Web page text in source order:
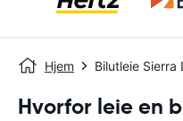
Hjem Bilutleie Sierra
Hvorfor leie en